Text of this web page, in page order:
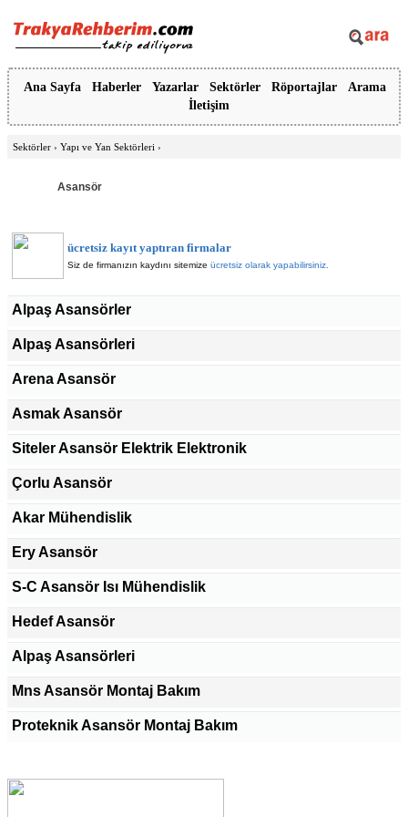
Ana Sayfa Haberler Yazarlar Sektörler Röportajlar
Arama
İletişim
Sektörler › Yapı ve Yan Sektörleri ›
Asansör
ücretsiz kayıt yaptıran firmalar
Siz de firmanızın kaydını sitemize ücretsiz olarak yapabilirsiniz.
Alpaş Asansörler
Alpaş Asansörleri
Arena Asansör
Asmak Asansör
Siteler Asansör Elektrik Elektronik
Çorlu Asansör
Akar Mühendislik
Ery Asansör
S-C Asansör Isı Mühendislik
Hedef Asansör
Alpaş Asansörleri
Mns Asansör Montaj Bakım
Proteknik Asansör Montaj Bakım